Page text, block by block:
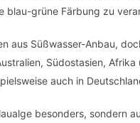
blau-grüne Färbung zu
aus Süßwasser-Anbau,
Südostasien,
auch in
besonders, sondern